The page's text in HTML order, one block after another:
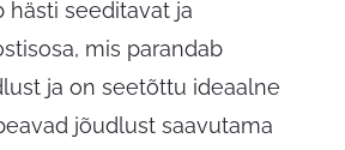
hästi seeditavat ja
mis parandab
ja on seetõttu ideaalne
jõudlust saavutama